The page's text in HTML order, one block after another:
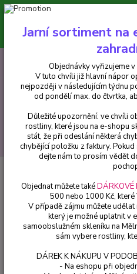
Minimální hodnota pro
V tuto chvíli již hlavní nápor
nejpozději v následujícím týdnu
vyřizujeme v
CZK
+420 602 223 614
Pelargonie s
Pelargonie s
kus v 3-
Jarní sortiment na
Objednávky vyřizujeme
V tuto chvíli již hlavní nápor
nejpozději v následujícím týdnu
od pondělí max. do čtvrtka,
Důležité upozornění: ve chvíli
rostliny, které jsou na e-shopu
stát, že při odeslání některá
chybějící položku z faktury.
dejte nám to prosím vědět
Objednat můžete takéDÁRKOVÉ
500 nebo 1000 Kč,
V případě zájmu můžete
který je možné uplatnit v
samoobslužném skleníku na
sám vybere rostliny,
DÁREK K NÁKUPU V
- Na eshopu při